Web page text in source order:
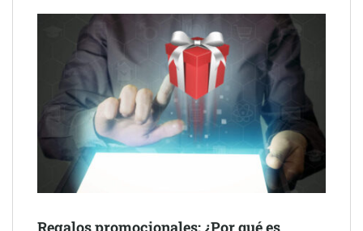
UrbanPay lanza en 19 mercados europeos su solución de pagos
inmobiliarios: hasta 82% de ahorro por cobro
Gestoría Online reduce a unas horas el alta de autónomo
Regalos promocionales: ¿Por qué es